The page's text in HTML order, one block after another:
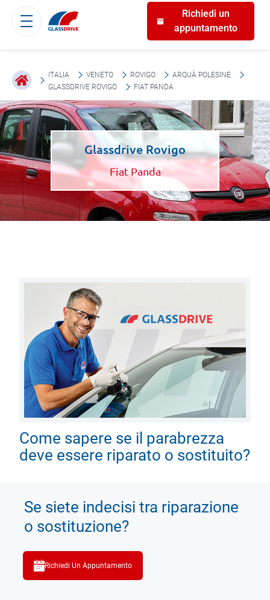
Richiedi un
appuntamento
ITALIA VENETO ROVIGO
ARQUÀ POLESINE
GLASSDRIVE ROVIGO
FIAT PANDA
Glassdrive Rovigo
Fiat Panda
Come sapere se il parabrezza
deve essere riparato o sostituito?
Se siete indecisi tra riparazione
o sostituzione?
Richiedi Un Appuntamento